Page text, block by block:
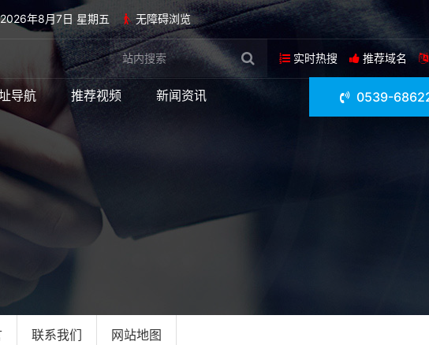
2026年8月7日 星期五 无障碍浏览
实时热搜 推荐域名
导航 推荐视频 新闻资讯 0539-
联系我们 网站地图